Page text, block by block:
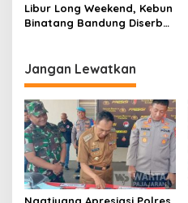
Soroja
Libur Long Weekend, Kebun
Binatang Bandung Diserbu
Jangan Lewatkan